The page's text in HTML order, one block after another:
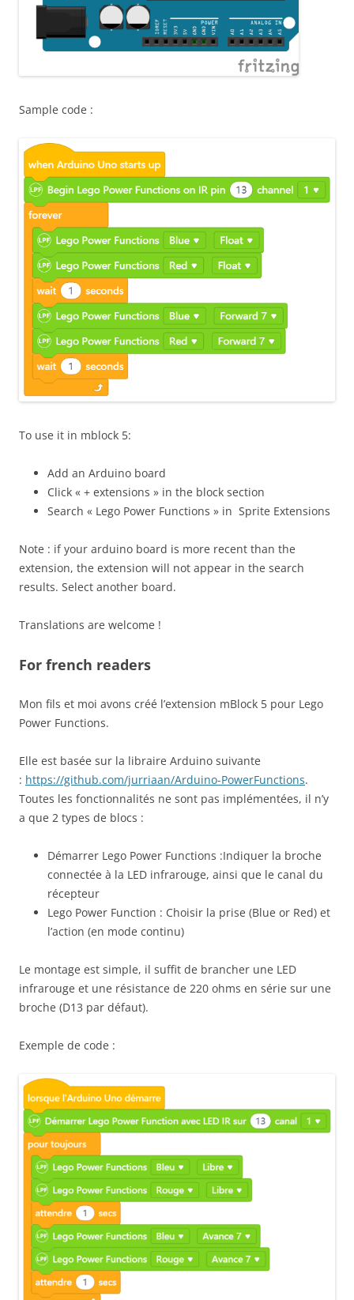
Sample code :
To use it in mblock 5:
Add an Arduino board
Click « + extensions » in the block section
Search « Lego Power Functions » in Sprite Extensions
Note : if your arduino board is more recent than the
extension, the extension will not appear in the search
results. Select another board.
Translations are welcome !
For french readers
Mon fils et moi avons créé l’extension mBlock 5 pour Lego
Power Functions.
Elle est basée sur la libraire Arduino suivante
: https://github.com/jurriaan/Arduino-PowerFunctions.
Toutes les fonctionnalités ne sont pas implémentées, il n’y
a que 2 types de blocs :
Démarrer Lego Power Functions :Indiquer la broche
connectée à la LED infrarouge, ainsi que le canal du
récepteur
Lego Power Function : Choisir la prise (Blue or Red) et
l’action (en mode continu)
Le montage est simple, il suffit de brancher une LED
infrarouge et une résistance de 220 ohms en série sur une
broche (D13 par défaut).
Exemple de code :